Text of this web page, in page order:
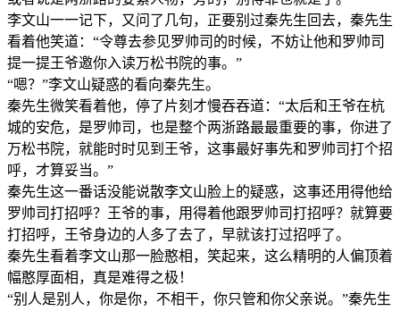
李文山一一记下，又问了几句，正要别过秦先生回去，秦先生
看着他笑道：“令尊去参见罗帅司的时候，不妨让他和罗帅司
提一提王爷邀你入读万松书院的事。”
“嗯？”李文山疑惑的看向秦先生。
秦先生微笑看着他，停了片刻才慢吞吞道：“太后和王爷在杭
城的安危，是罗帅司，也是整个两浙路最最重要的事，你进了
万松书院，就能时时见到王爷，这事最好事先和罗帅司打个招
呼，才算妥当。”
秦先生这一番话没能说散李文山脸上的疑惑，这事还用得他给
罗帅司打招呼？王爷的事，用得着他跟罗帅司打招呼？就算要
打招呼，王爷身边的人多了去了，早就该打过招呼了。
秦先生看着李文山那一脸憨相，笑起来，这么精明的人偏顶着
幅憨厚面相，真是难得之极！
“别人是别人，你是你，不相干，你只管和你父亲说。”秦先生